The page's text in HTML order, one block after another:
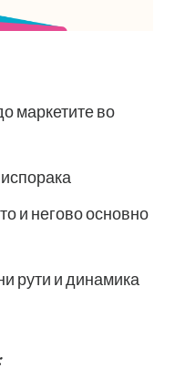
маркетите во
и негово основно
рути и динамика